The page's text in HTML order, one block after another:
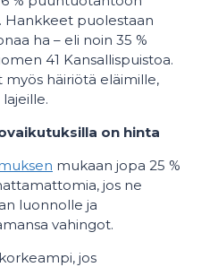
Hankkeet puolestaan
ha – eli noin 35 %
41 Kansallispuistoa.
häiriötä eläimille,
on hinta
mukaan jopa 25 %
jos ne
luonnolle ja
vahingot.
jos